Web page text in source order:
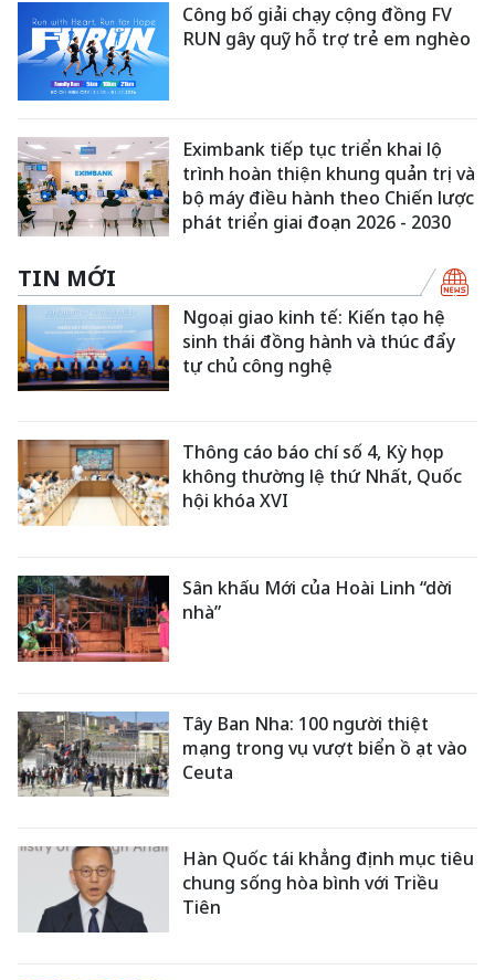
Công bố giải chạy cộng đồng FV
RUN gây quỹ hỗ trợ trẻ em nghèo
Eximbank tiếp tục triển khai lộ
trình hoàn thiện khung quản trị và
bộ máy điều hành theo Chiến lược
phát triển giai đoạn 2026 - 2030
TIN MỚI
Ngoại giao kinh tế: Kiến tạo hệ
sinh thái đồng hành và thúc đẩy
tự chủ công nghệ
Thông cáo báo chí số 4, Kỳ họp
không thường lệ thứ Nhất, Quốc
hội khóa XVI
Sân khấu Mới của Hoài Linh “dời
nhà”
Tây Ban Nha: 100 người thiệt
mạng trong vụ vượt biển ồ ạt vào
Ceuta
Hàn Quốc tái khẳng định mục tiêu
chung sống hòa bình với Triều
Tiên